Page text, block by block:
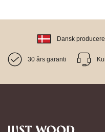
Dansk
30 års garanti